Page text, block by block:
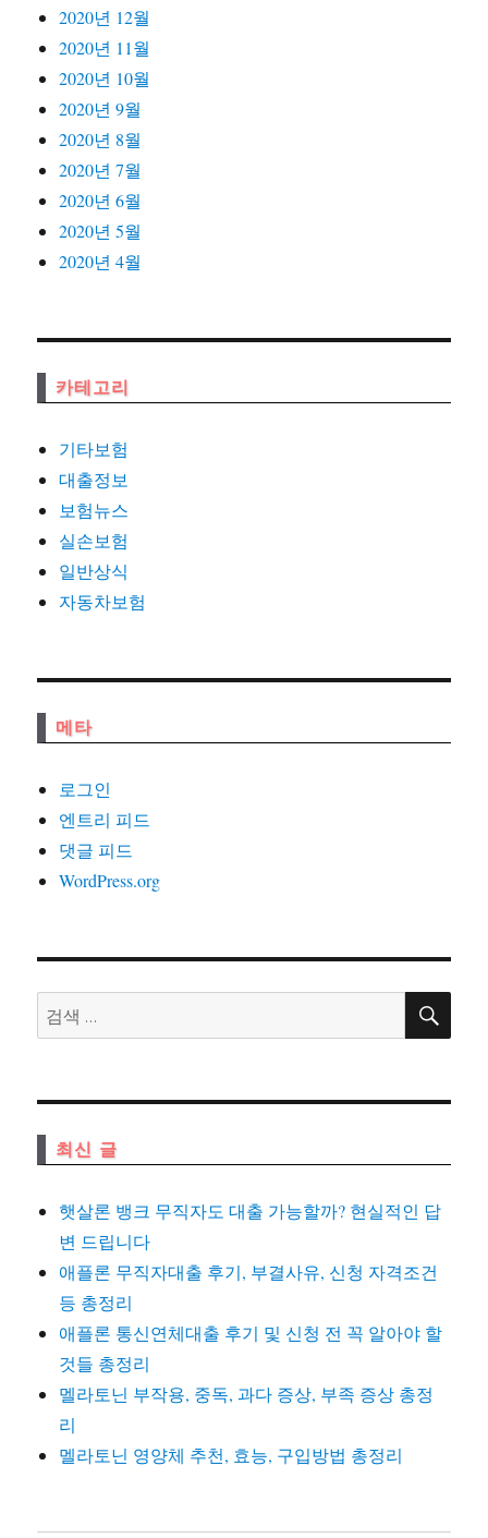
2020년 12월
2020년 11월
2020년 10월
2020년 9월
2020년 8월
2020년 7월
2020년 6월
2020년 5월
2020년 4월
카테고리
기타보험
대출정보
보험뉴스
실손보험
일반상식
자동차보험
메타
로그인
엔트리 피드
댓글 피드
WordPress.org
검
색:
검
최신 글
햇살론 뱅크 무직자도 대출 가능할까? 현실적인 답
변 드립니다
애플론 무직자대출 후기, 부결사유, 신청 자격조건
등 총정리
애플론 통신연체대출 후기 및 신청 전 꼭 알아야 할
것들 총정리
멜라토닌 부작용, 중독, 과다 증상, 부족 증상 총정
리
멜라토닌 영양체 추천, 효능, 구입방법 총정리